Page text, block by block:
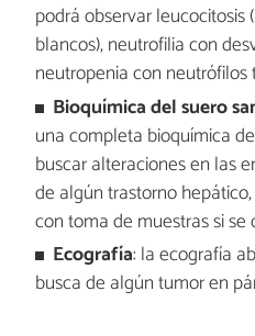
podrá observar
blancos), neutrofilia con
neutropenia con neutrófilos
Bioquímica del suero
una completa bioquímica
buscar alteraciones en las
de algún trastorno
con toma de muestras si
Ecografía: la ecografía
busca de algún tumor en